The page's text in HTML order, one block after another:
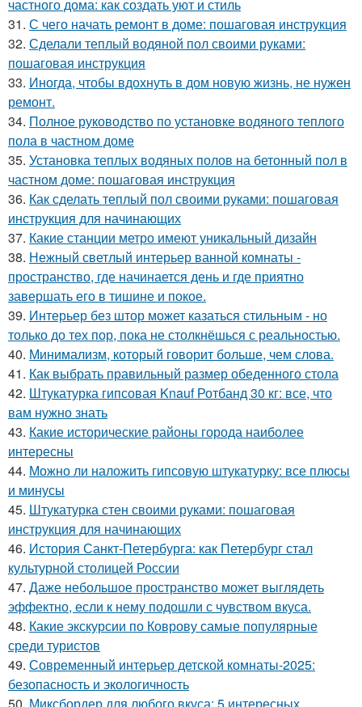
частного дома: как создать уют и стиль
31. С чего начать ремонт в доме: пошаговая инструкция
32. Сделали теплый водяной пол своими руками:
пошаговая инструкция
33. Иногда, чтобы вдохнуть в дом новую жизнь, не нужен
ремонт.
34. Полное руководство по установке водяного теплого
пола в частном доме
35. Установка теплых водяных полов на бетонный пол в
частном доме: пошаговая инструкция
36. Как сделать теплый пол своими руками: пошаговая
инструкция для начинающих
37. Какие станции метро имеют уникальный дизайн
38. Нежный светлый интерьер ванной комнаты -
пространство, где начинается день и где приятно
завершать его в тишине и покое.
39. Интерьер без штор может казаться стильным - но
только до тех пор, пока не столкнёшься с реальностью.
40. Минимализм, который говорит больше, чем слова.
41. Как выбрать правильный размер обеденного стола
42. Штукатурка гипсовая Knauf Ротбанд 30 кг: все, что
вам нужно знать
43. Какие исторические районы города наиболее
интересны
44. Можно ли наложить гипсовую штукатурку: все плюсы
и минусы
45. Штукатурка стен своими руками: пошаговая
инструкция для начинающих
46. История Санкт-Петербурга: как Петербург стал
культурной столицей России
47. Даже небольшое пространство может выглядеть
эффектно, если к нему подошли с чувством вкуса.
48. Какие экскурсии по Коврову самые популярные
среди туристов
49. Современный интерьер детской комнаты-2025:
безопасность и экологичность
50. Миксбордер для любого вкуса: 5 интересных